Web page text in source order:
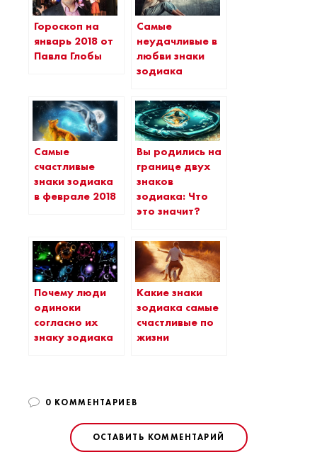
Гороскоп на
январь 2018 от
Павла Глобы
Самые
неудачливые в
любви знаки
зодиака
Самые
счастливые
знаки зодиака
в феврале 2018
Вы родились на
границе двух
знаков
зодиака: Что
это значит?
Почему люди
одиноки
согласно их
знаку зодиака
Какие знаки
зодиака самые
счастливые по
жизни
0 КОММЕНТАРИЕВ
ОСТАВИТЬ КОММЕНТАРИЙ